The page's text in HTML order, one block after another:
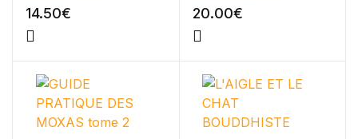
Single Product v5
Single Product v6
Shop Cart
Shop Checkout
Shop My account
Shop List v1
14.50€ 20.00€